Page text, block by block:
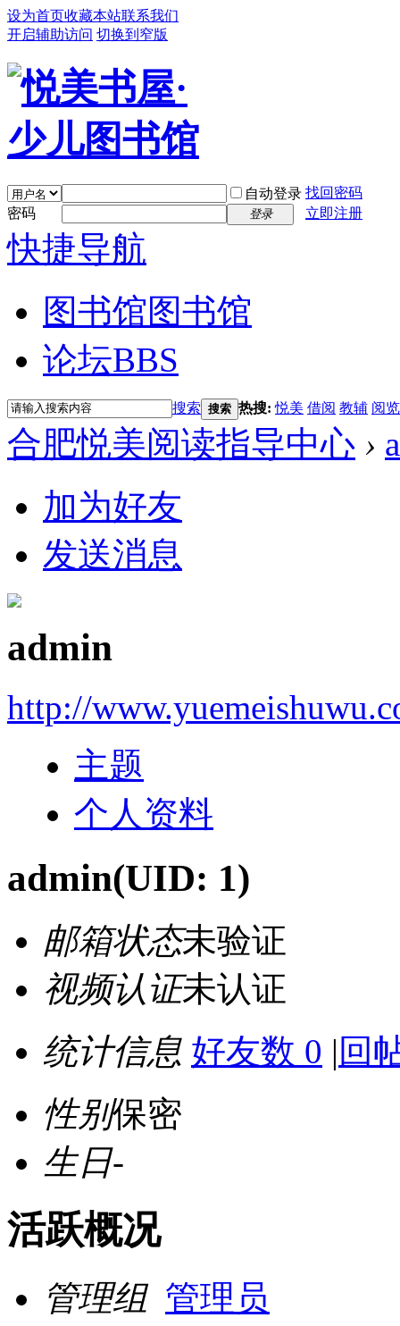
设为首页收藏本站联系我们
开启辅助访问 切换到窄版
自动登录 找回密码
密码
登录 立即注册
快捷导航
图书馆图书馆
论坛BBS
搜索 搜索 热搜:悦美 借阅 教辅 阅览
合肥悦美阅读指导中心 ›
加为好友
发送消息
admin
http://
主题
个人资料
admin(UID: 1)
邮箱状态未验证
视频认证未认证
统计信息 好友数 0 | 回
性别保密
生日-
活跃概况
管理组 管理员